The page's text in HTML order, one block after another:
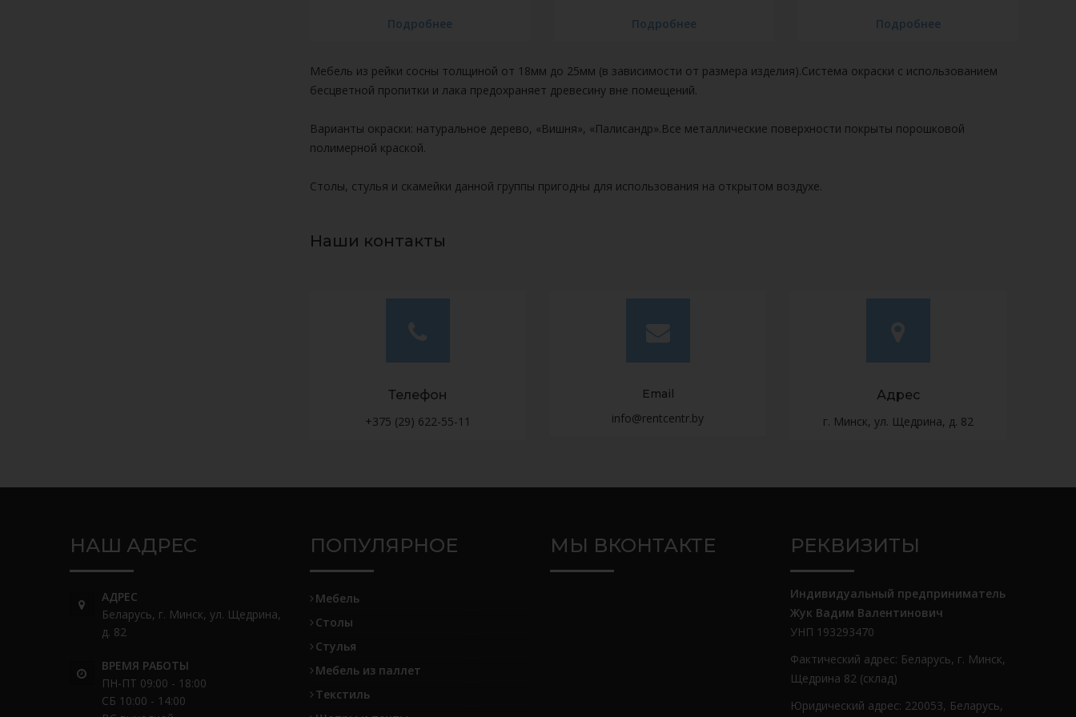
Подробнее Подробнее Подробнее
Мебель из рейки сосны толщиной от 18мм до 25мм (в зависимости от размера изделия).Система окраски с использованием
бесцветной пропитки и лака предохраняет древесину вне помещений.
Варианты окраски: натуральное дерево, «Вишня», «Палисандр».Все металлические поверхности покрыты порошковой
полимерной краской.
Столы, стулья и скамейки данной группы пригодны для использования на открытом воздухе.
Наши контакты
Телефон
+375 (29) 622-55-11
Email
info@rentcentr.by
Адрес
г. Минск, ул. Щедрина, д. 82
НАШ АДРЕС
АДРЕС
Беларусь, г. Минск, ул. Щедрина,
д. 82
ВРЕМЯ РАБОТЫ
ПН-ПТ 09:00 - 18:00
СБ 10:00 - 14:00
ПОПУЛЯРНОЕ
Мебель
Столы
Стулья
Мебель из паллет
Текстиль
МЫ ВКОНТАКТЕ РЕКВИЗИТЫ
Индивидуальный предприниматель
Жук Вадим Валентинович
УНП 193293470
Фактический адрес: Беларусь, г. Минск,
Щедрина 82 (склад)
Юридический адрес: 220053, Беларусь,